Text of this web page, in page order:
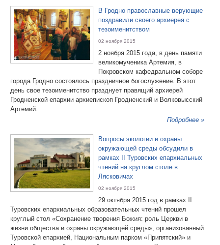
В Гродно православные верующие
поздравили своего архиерея с
тезоименитством
02 ноября 2015
2 ноября 2015 года, в день памяти
великомученика Артемия, в
Покровском кафедральном соборе
города Гродно состоялось праздничное богослужение. В этот
день свое тезоименитство празднует правящий архиерей
Гродненской епархии архиепископ Гродненский и Волковысский
Артемий.
Подробнее »
Вопросы экологии и охраны
окружающей среды обсудили в
рамках II Туровских епархиальных
чтений на круглом столе в
Лясковичах
02 ноября 2015
29 октября 2015 год в рамках II
Туровских епархиальных образовательных чтений прошел
круглый стол «Сохранение творения Божия: роль Церкви в
жизни общества и охраны окружающей среды», организованный
Туровской епархией, Национальным парком «Припятский» и